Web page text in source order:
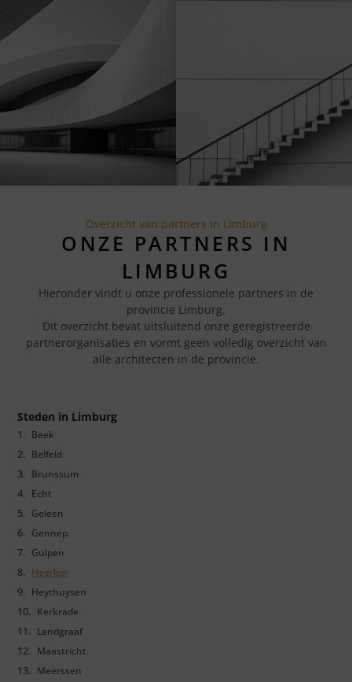
Overzicht van partners in Limburg
ONZE PARTNERS IN
LIMBURG
Hieronder vindt u onze professionele partners in de
provincie Limburg.
Dit overzicht bevat uitsluitend onze geregistreerde
partnerorganisaties en vormt geen volledig overzicht van
alle architecten in de provincie.
Steden in Limburg
Beek
Belfeld
Brunssum
Echt
Geleen
Gennep
Gulpen
Heerlen
Heythuysen
Kerkrade
Landgraaf
Maastricht
Meerssen